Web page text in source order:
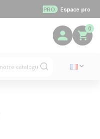
PRO Espace pro
0